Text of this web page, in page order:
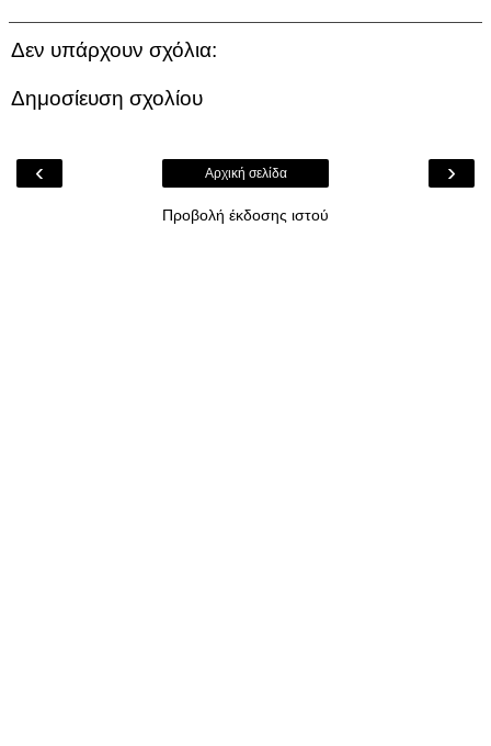
Δεν υπάρχουν σχόλια:
Δημοσίευση σχολίου
‹ ›
Αρχική σελίδα
Προβολή έκδοσης ιστού